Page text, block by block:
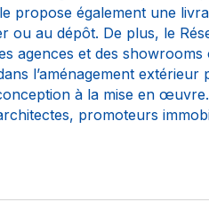
propose également une
ou au dépôt. De plus, le
agences et des
l’aménagement
à la mise en
promoteurs